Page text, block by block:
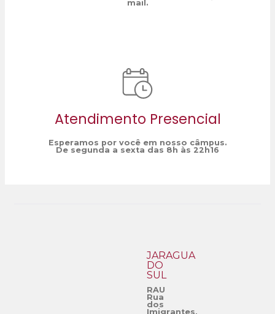
mail.
Atendimento Presencial
Esperamos por você em nosso câmpus.
De segunda a sexta das 8h às 22h16
JARAGUÁ
DO
SUL
RAU
Rua
dos
Imigrantes,